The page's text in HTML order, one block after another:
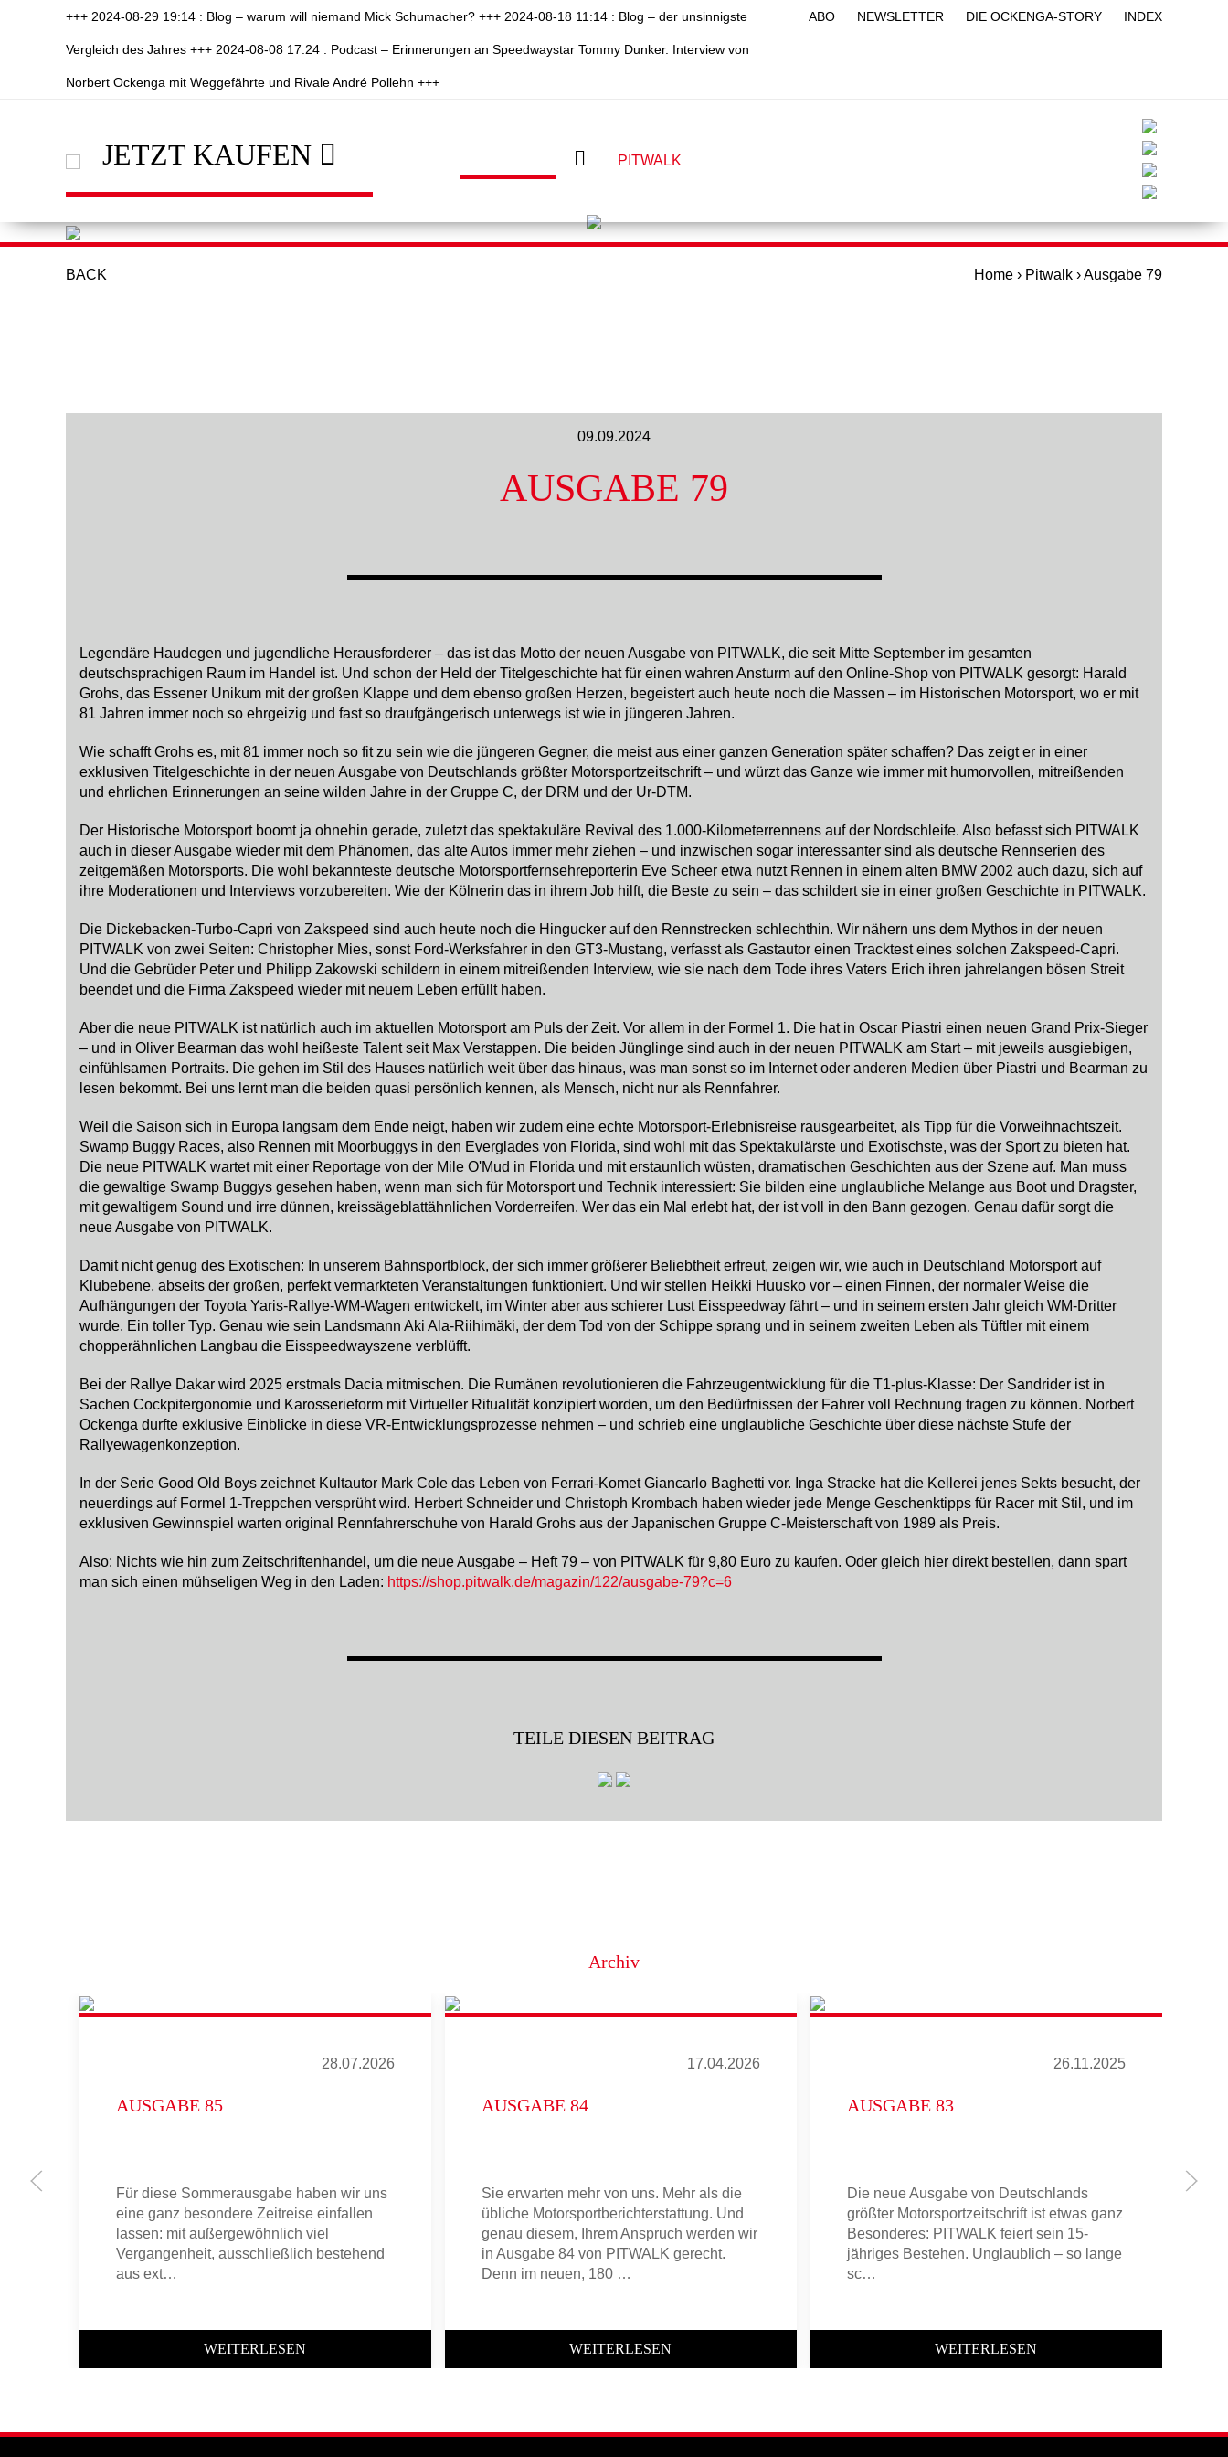
+++ 2024-08-29 19:14 : Blog – warum will niemand Mick Schumacher? +++ 2024-08-18 11:14 : Blog – der unsinnigste
Vergleich des Jahres +++ 2024-08-08 17:24 : Podcast – Erinnerungen an Speedwaystar Tommy Dunker. Interview von
Norbert Ockenga mit Weggefährte und Rivale André Pollehn +++
ABO NEWSLETTER DIE OCKENGA-STORY INDEX
PITWALK
JETZT KAUFEN
BACK Home › Pitwalk ›Ausgabe 79
09.09.2024
AUSGABE 79
Legendäre Haudegen und jugendliche Herausforderer – das ist das Motto der neuen Ausgabe von PITWALK, die seit Mitte September im gesamten
deutschsprachigen Raum im Handel ist. Und schon der Held der Titelgeschichte hat für einen wahren Ansturm auf den Online-Shop von PITWALK gesorgt: Harald
Grohs, das Essener Unikum mit der großen Klappe und dem ebenso großen Herzen, begeistert auch heute noch die Massen – im Historischen Motorsport, wo er mit
81 Jahren immer noch so ehrgeizig und fast so draufgängerisch unterwegs ist wie in jüngeren Jahren.
Wie schafft Grohs es, mit 81 immer noch so fit zu sein wie die jüngeren Gegner, die meist aus einer ganzen Generation später schaffen? Das zeigt er in einer
exklusiven Titelgeschichte in der neuen Ausgabe von Deutschlands größter Motorsportzeitschrift – und würzt das Ganze wie immer mit humorvollen, mitreißenden
und ehrlichen Erinnerungen an seine wilden Jahre in der Gruppe C, der DRM und der Ur-DTM.
Der Historische Motorsport boomt ja ohnehin gerade, zuletzt das spektakuläre Revival des 1.000-Kilometerrennens auf der Nordschleife. Also befasst sich PITWALK
auch in dieser Ausgabe wieder mit dem Phänomen, das alte Autos immer mehr ziehen – und inzwischen sogar interessanter sind als deutsche Rennserien des
zeitgemäßen Motorsports. Die wohl bekannteste deutsche Motorsportfernsehreporterin Eve Scheer etwa nutzt Rennen in einem alten BMW 2002 auch dazu, sich auf
ihre Moderationen und Interviews vorzubereiten. Wie der Kölnerin das in ihrem Job hilft, die Beste zu sein – das schildert sie in einer großen Geschichte in PITWALK.
Die Dickebacken-Turbo-Capri von Zakspeed sind auch heute noch die Hingucker auf den Rennstrecken schlechthin. Wir nähern uns dem Mythos in der neuen
PITWALK von zwei Seiten: Christopher Mies, sonst Ford-Werksfahrer in den GT3-Mustang, verfasst als Gastautor einen Tracktest eines solchen Zakspeed-Capri.
Und die Gebrüder Peter und Philipp Zakowski schildern in einem mitreißenden Interview, wie sie nach dem Tode ihres Vaters Erich ihren jahrelangen bösen Streit
beendet und die Firma Zakspeed wieder mit neuem Leben erfüllt haben.
Aber die neue PITWALK ist natürlich auch im aktuellen Motorsport am Puls der Zeit. Vor allem in der Formel 1. Die hat in Oscar Piastri einen neuen Grand Prix-Sieger
– und in Oliver Bearman das wohl heißeste Talent seit Max Verstappen. Die beiden Jünglinge sind auch in der neuen PITWALK am Start – mit jeweils ausgiebigen,
einfühlsamen Portraits. Die gehen im Stil des Hauses natürlich weit über das hinaus, was man sonst so im Internet oder anderen Medien über Piastri und Bearman zu
lesen bekommt. Bei uns lernt man die beiden quasi persönlich kennen, als Mensch, nicht nur als Rennfahrer.
Weil die Saison sich in Europa langsam dem Ende neigt, haben wir zudem eine echte Motorsport-Erlebnisreise rausgearbeitet, als Tipp für die Vorweihnachtszeit.
Swamp Buggy Races, also Rennen mit Moorbuggys in den Everglades von Florida, sind wohl mit das Spektakulärste und Exotischste, was der Sport zu bieten hat.
Die neue PITWALK wartet mit einer Reportage von der Mile O'Mud in Florida und mit erstaunlich wüsten, dramatischen Geschichten aus der Szene auf. Man muss
die gewaltige Swamp Buggys gesehen haben, wenn man sich für Motorsport und Technik interessiert: Sie bilden eine unglaubliche Melange aus Boot und Dragster,
mit gewaltigem Sound und irre dünnen, kreissägeblattähnlichen Vorderreifen. Wer das ein Mal erlebt hat, der ist voll in den Bann gezogen. Genau dafür sorgt die
neue Ausgabe von PITWALK.
Damit nicht genug des Exotischen: In unserem Bahnsportblock, der sich immer größerer Beliebtheit erfreut, zeigen wir, wie auch in Deutschland Motorsport auf
Klubebene, abseits der großen, perfekt vermarkteten Veranstaltungen funktioniert. Und wir stellen Heikki Huusko vor – einen Finnen, der normaler Weise die
Aufhängungen der Toyota Yaris-Rallye-WM-Wagen entwickelt, im Winter aber aus schierer Lust Eisspeedway fährt – und in seinem ersten Jahr gleich WM-Dritter
wurde. Ein toller Typ. Genau wie sein Landsmann Aki Ala-Riihimäki, der dem Tod von der Schippe sprang und in seinem zweiten Leben als Tüftler mit einem
chopperähnlichen Langbau die Eisspeedwayszene verblüfft.
Bei der Rallye Dakar wird 2025 erstmals Dacia mitmischen. Die Rumänen revolutionieren die Fahrzeugentwicklung für die T1-plus-Klasse: Der Sandrider ist in
Sachen Cockpitergonomie und Karosserieform mit Virtueller Ritualität konzipiert worden, um den Bedürfnissen der Fahrer voll Rechnung tragen zu können. Norbert
Ockenga durfte exklusive Einblicke in diese VR-Entwicklungsprozesse nehmen – und schrieb eine unglaubliche Geschichte über diese nächste Stufe der
Rallyewagenkonzeption.
In der Serie Good Old Boys zeichnet Kultautor Mark Cole das Leben von Ferrari-Komet Giancarlo Baghetti vor. Inga Stracke hat die Kellerei jenes Sekts besucht, der
neuerdings auf Formel 1-Treppchen versprüht wird. Herbert Schneider und Christoph Krombach haben wieder jede Menge Geschenktipps für Racer mit Stil, und im
exklusiven Gewinnspiel warten original Rennfahrerschuhe von Harald Grohs aus der Japanischen Gruppe C-Meisterschaft von 1989 als Preis.
Also: Nichts wie hin zum Zeitschriftenhandel, um die neue Ausgabe – Heft 79 – von PITWALK für 9,80 Euro zu kaufen. Oder gleich hier direkt bestellen, dann spart
man sich einen mühseligen Weg in den Laden: https://shop.pitwalk.de/magazin/122/ausgabe-79?c=6
TEILE DIESEN BEITRAG
Archiv
28.07.2026
AUSGABE 85
Für diese Sommerausgabe haben wir uns
eine ganz besondere Zeitreise einfallen
lassen: mit außergewöhnlich viel
Vergangenheit, ausschließlich bestehend
aus ext…
WEITERLESEN
17.04.2026
AUSGABE 84
Sie erwarten mehr von uns. Mehr als die
übliche Motorsportberichterstattung. Und
genau diesem, Ihrem Anspruch werden wir
in Ausgabe 84 von PITWALK gerecht.
Denn im neuen, 180 …
WEITERLESEN
26.11.2025
AUSGABE 83
Die neue Ausgabe von Deutschlands
größter Motorsportzeitschrift ist etwas ganz
Besonderes: PITWALK feiert sein 15-
jähriges Bestehen. Unglaublich – so lange
sc…
WEITERLESEN